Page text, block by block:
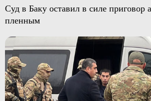
Суд в Баку оставил в силе приговор
пленным